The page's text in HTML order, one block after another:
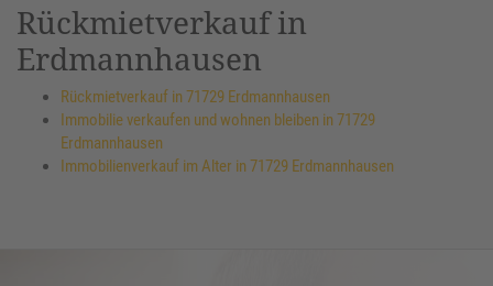
Rückmietverkauf in
Erdmannhausen
Rückmietverkauf in 71729 Erdmannhausen
Immobilie verkaufen und wohnen bleiben in 71729
Erdmannhausen
Immobilienverkauf im Alter in 71729 Erdmannhausen